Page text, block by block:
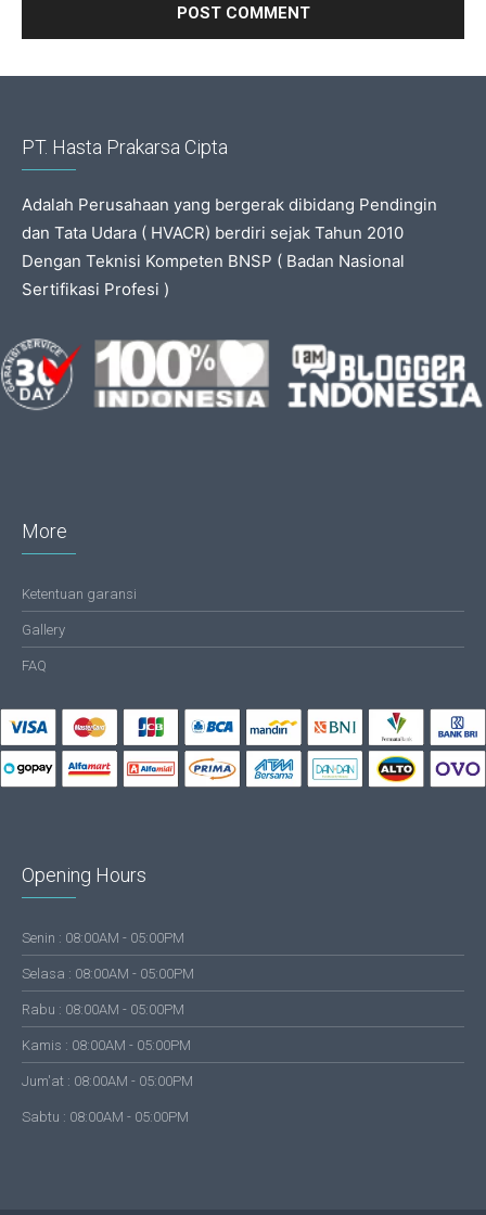
PT. Hasta Prakarsa Cipta
Adalah Perusahaan yang bergerak dibidang Pendingin
dan Tata Udara ( HVACR) berdiri sejak Tahun 2010
Dengan Teknisi Kompeten BNSP ( Badan Nasional
Sertifikasi Profesi )
More
Ketentuan garansi
Gallery
FAQ
Opening Hours
Senin : 08:00AM - 05:00PM
Selasa : 08:00AM - 05:00PM
Rabu : 08:00AM - 05:00PM
Kamis : 08:00AM - 05:00PM
Jum'at : 08:00AM - 05:00PM
Sabtu : 08:00AM - 05:00PM